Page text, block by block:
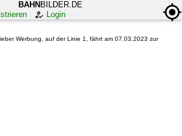
BAHN BILDER.DE
Login
Werbung, auf der Linie 1, fährt am 07.03.2023 zur